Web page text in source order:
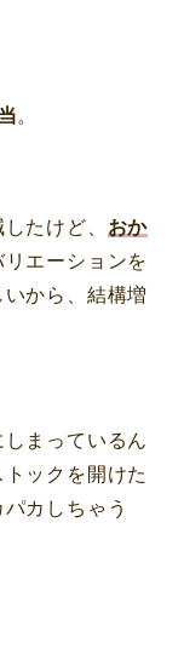
。
たけど、 おか
エーションを
から、結構増
まっているん
ックを開けた
カしちゃう